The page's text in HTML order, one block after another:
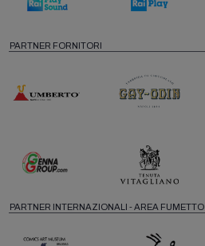
PARTNER FORNITORI
PARTNER INTERNAZIONALI - AREA FUMETTO